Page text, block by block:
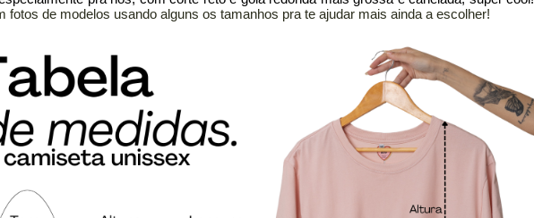
fotos de modelos usando alguns os tamanhos pra te ajudar mais ainda a escolher!